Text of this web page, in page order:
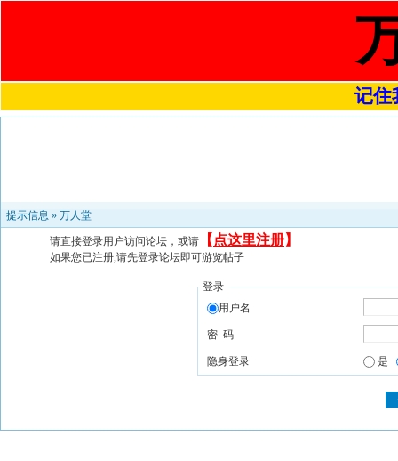
记住
提示信息 » 万人堂
请直接登录用户访问论坛，或请 【 点这里注册】
如果您已注册,请先登录论坛即可游览帖子
登录
用户名
密 码
隐身登录 是